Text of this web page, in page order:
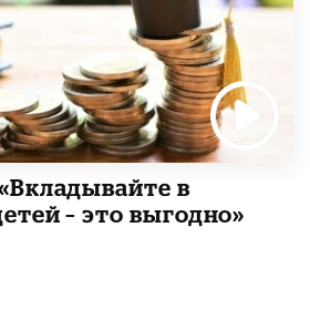
в
– это выгодно»